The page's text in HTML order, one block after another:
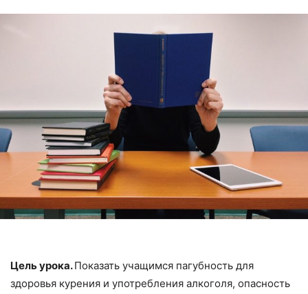
Цель урока.Показать учащимся пагубность для
здоровья курения и употребления алкоголя, опасность